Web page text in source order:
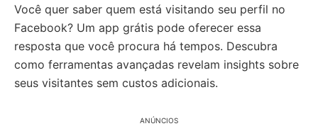
Você quer saber quem está visitando seu perfil no
Facebook? Um app grátis pode oferecer essa
resposta que você procura há tempos. Descubra
como ferramentas avançadas revelam insights sobre
seus visitantes sem custos adicionais.
ANÚNCIOS